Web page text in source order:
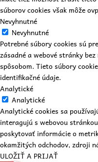
súborov cookies však môže
Nevyhnutné
Nevyhnutné
Potrebné súbory cookies sú
zásadné a webové stránky
spôsobom. Tieto súbory
identifikačné údaje.
Analytické
Analytické
Analytické cookies sa
interagujú s webovou
poskytovať informácie o
okamžitých odchodov, zdroji
ULOŽIŤ A PRIJAŤ